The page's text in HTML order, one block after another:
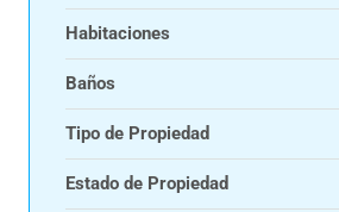
Habitaciones
Baños
Tipo de Propiedad
Estado de Propiedad